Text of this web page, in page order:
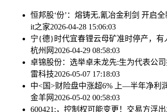
恒邦股‘份’：熔铸无,氰冶金利剑 开启
it之家2026-04-28 15:06:03
宁{德}时代宜春锂云母矿准时停产，有
杭州网 2026-04-29 08:58:03
卓锦股份：选举卓未龙先:生为代表公
雷科技2026-05-07 17:18:03
中<国>财险盘中涨超6% 上—半年净利
金羊网 2026-05-02 00:58:03
600421;，控制权可能变更！交易方浮